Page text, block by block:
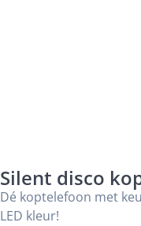
Silent disco
Dé koptelefoon met
LED kleur!